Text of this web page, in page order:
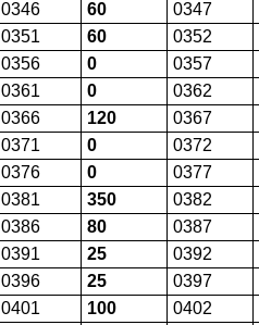
0346
60
0347
0351
60
0352
0356
0
0357
0361
0
0362
0366
120
0367
0371
0
0372
0376
0
0377
0381
350
0382
0386
80
0387
0391
25
0392
0396
25
0397
0401
100
0402